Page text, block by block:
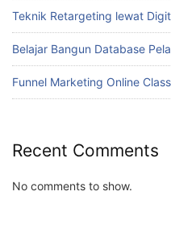
Teknik Retargeting lewat
Belajar Bangun Database
Funnel Marketing Online Class
Recent Comments
No comments to show.